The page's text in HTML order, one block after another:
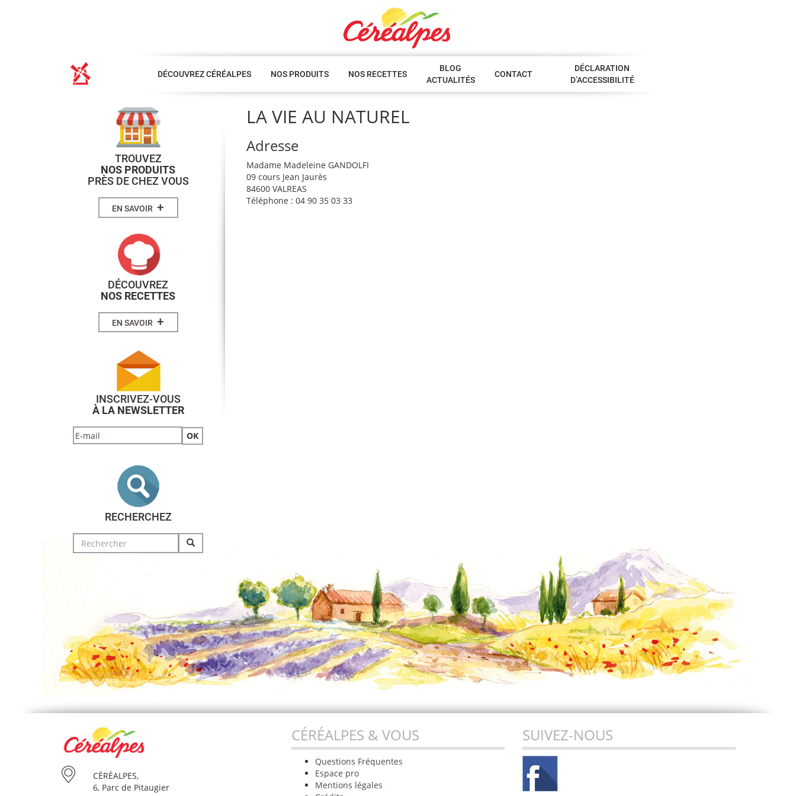
DÉCOUVREZ CÉRÉALPES NOS PRODUITS NOS RECETTES
BLOG
ACTUALITÉS
CONTACT
DÉCLARATION
D’ACCESSIBILITÉ
LA VIE AU NATUREL
Adresse
Madame Madeleine GANDOLFI
09 cours Jean Jaurès
84600 VALREAS
Téléphone : 04 90 35 03 33
TROUVEZ
NOS PRODUITS
PRÈS DE CHEZ VOUS
EN SAVOIR +
DÉCOUVREZ
NOS RECETTES
EN SAVOIR +
INSCRIVEZ-VOUS
À LA NEWSLETTER
RECHERCHEZ
Search
for:
CÉRÉALPES,
6, Parc de Pitaugier
CÉRÉALPES & VOUS
Questions Fréquentes
Espace pro
Mentions légales
SUIVEZ-NOUS